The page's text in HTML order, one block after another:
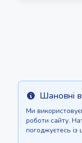
Info Шановні
Ми
роботи сайту.
погоджуєтесь із